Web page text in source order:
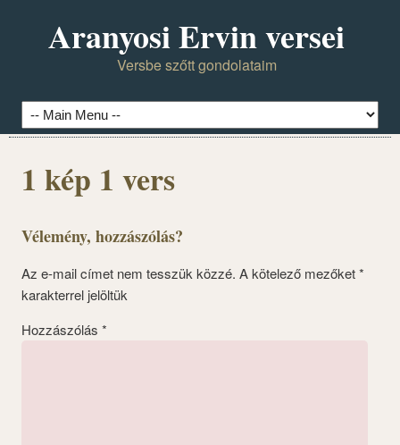
Aranyosi Ervin versei
Versbe szőtt gondolataim
1 kép 1 vers
Vélemény, hozzászólás?
Az e-mail címet nem tesszük közzé. A kötelező mezőket*
karakterrel jelöltük
Hozzászólás *